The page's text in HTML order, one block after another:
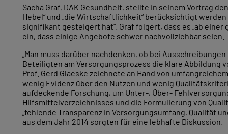
Sacha Graf, DAK Gesundheit, stellte in seinem Vortrag
Hebel“ und „die Wirtschaftlichkeit“ berücksichtigt
signifikant gesteigert hat“. Graf folgert, dass es „ab
ein, dass einige Angebote schwer nachvollziehbar seien.
„Man muss darüber nachdenken, ob bei
Beteiligten am Versorgungsprozess die klare Abbildung
Prof. Gerd Glaeske zeichnete an Hand von
wenig Evidenz über den Nutzen und wenig
aufdeckende Forschung, um Unter-, Über-
Hilfsmittelverzeichnisses und die Formulierung von
„fehlende Transparenz in Versorgungsumfang, Qualität
aus dem Jahr 2014 sorgten für eine lebhafte Diskussion.